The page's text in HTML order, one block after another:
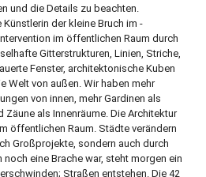
und die Details zu beachten.
der kleine Bruch im -
im öffentlichen Raum durch
Gitterstrukturen, Linien, Striche,
Fenster, architektonische Kuben
Welt von außen. Wir haben mehr
von innen, mehr Gardinen als
Zäune als Innenräume. Die Architektur
öffentlichen Raum. Städte verändern
Großprojekte, sondern auch durch
eine Brache war, steht morgen ein
Straßen entstehen. Die 42